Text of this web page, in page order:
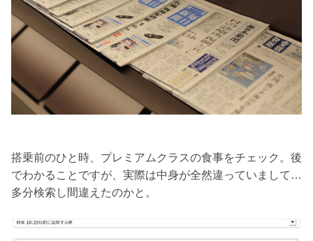
搭乗前のひと時、プレミアムクラスの食事をチェック。後
でわかることですが、実際は中身が全然違っていまして…
多分検索し間違えたのかと。